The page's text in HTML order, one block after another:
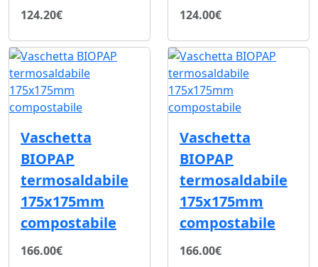
124.20€ 124.00€
Vaschetta
BIOPAP
termosaldabile
175x175mm
compostabile
166.00€
Vaschetta
BIOPAP
termosaldabile
175x175mm
compostabile
166.00€